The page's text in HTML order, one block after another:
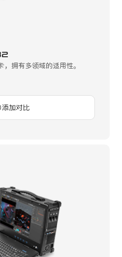
拥有多领域的适用性。
添加对比